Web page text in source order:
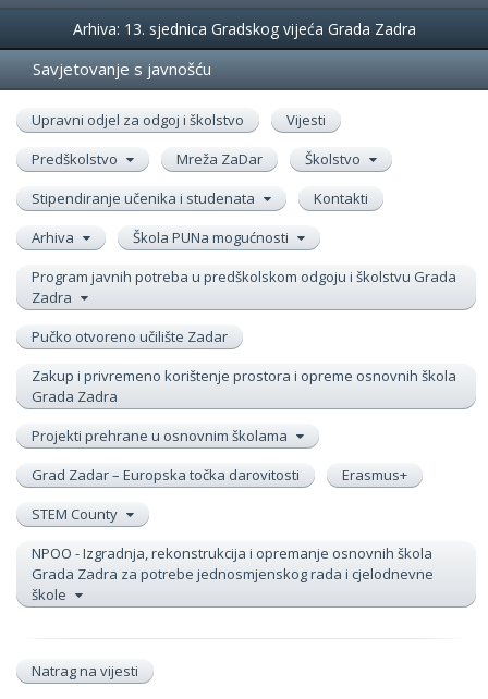
Događanja
Arhiva: 13. sjednica Gradskog vijeća Grada Zadra
Savjetovanje s javnošću
Upravni odjel za odgoj i školstvo
Vijesti
Predškolstvo
Mreža ZaDar
Školstvo
Stipendiranje učenika i studenata
Kontakti
Arhiva
Škola PUNa mogućnosti
Program javnih potreba u predškolskom odgoju i školstvu Grada
Zadra
Pučko otvoreno učilište Zadar
Zakup i privremeno korištenje prostora i opreme osnovnih škola
Grada Zadra
Projekti prehrane u osnovnim školama
Grad Zadar – Europska točka darovitosti
Erasmus+
STEM County
NPOO - Izgradnja, rekonstrukcija i opremanje osnovnih škola
Grada Zadra za potrebe jednosmjenskog rada i cjelodnevne
škole
Natrag na vijesti